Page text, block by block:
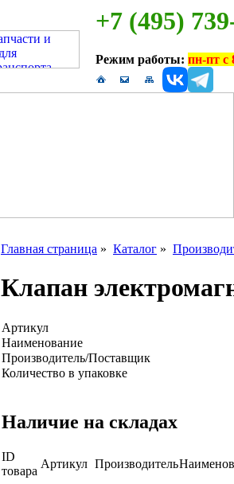
+7 (495)
Режим работы: пн-пт с
Главная страница » Каталог »
Клапан
Артикул
Наименование
Производитель/Поставщик
Количество в упаковке
Наличие на складах
ID
товара
Артикул Производитель